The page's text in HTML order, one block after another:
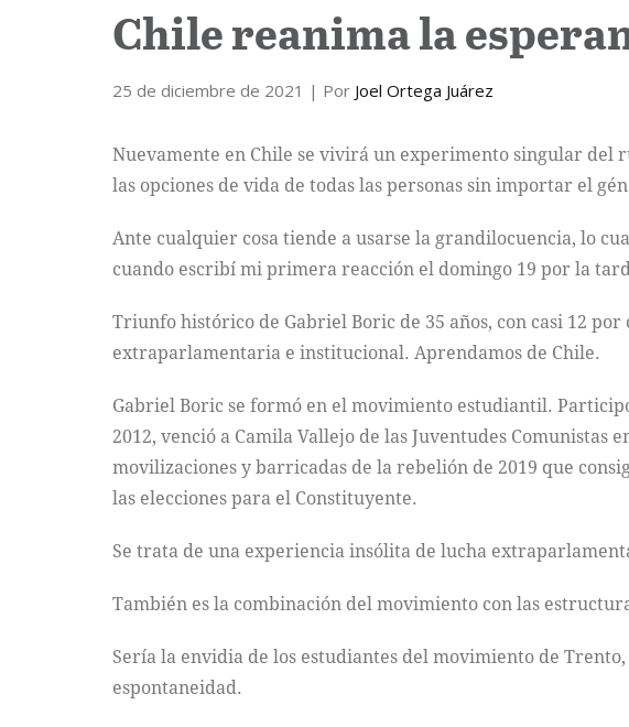
Chile reanima la
25 de diciembre de 2021 | Por Joel Ortega Juárez
Nuevamente en Chile se vivirá un experimento singular del
las opciones de vida de todas las personas sin importar el
Ante cualquier cosa tiende a usarse la grandilocuencia, lo
cuando escribí mi primera reacción el domingo 19 por la
Triunfo histórico de Gabriel Boric de 35 años, con casi 12
extraparlamentaria e institucional. Aprendamos de Chile.
Gabriel Boric se formó en el movimiento estudiantil.
2012, venció a Camila Vallejo de las Juventudes Comunistas
movilizaciones y barricadas de la rebelión de 2019 que
las elecciones para el Constituyente.
Se trata de una experiencia insólita de lucha
También es la combinación del movimiento con las
Sería la envidia de los estudiantes del movimiento de
espontaneidad.